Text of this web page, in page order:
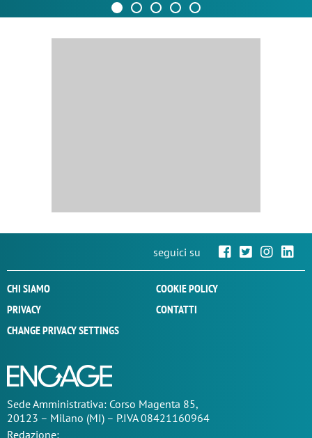
seguici su
CHI SIAMO
COOKIE POLICY
PRIVACY
CONTATTI
CHANGE PRIVACY SETTINGS
SedeAmministrativa: Corso Magenta 85,
20123 – Milano (MI) – P.IVA 08421160964
Redazione: